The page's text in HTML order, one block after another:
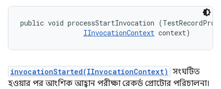
public void processStartInvocation
IInvocationContext context)
invocationStarted(IInvocationContext) সংঘটিত
হওয়ার পর আংশিক আহ্বান পরীক্ষা রেকর্ড প্রোটোর পরিচালনা।